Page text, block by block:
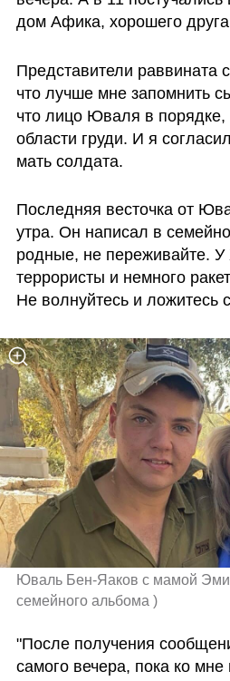
дом Афика, хорошего
Представители раввината
что лучше мне запомнить
что лицо Юваля в порядке,
области груди. И я
мать солдата.
Последняя весточка от
утра. Он написал в
родные, не переживайте.
террористы и немного
Не волнуйтесь и ложитесь
Юваль Бен-Яаков с мамой
семейного альбома )
"После получения
самого вечера, пока ко